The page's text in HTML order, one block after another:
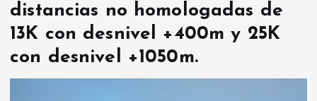
distancias no homologadas de
13K con desnivel +400m y 25K
con desnivel +1050m.